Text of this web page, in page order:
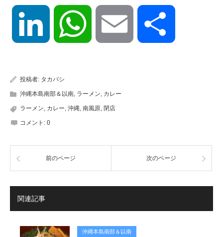
LinkedIn WhatsApp Email
投稿者: タカバシ
沖縄本島南部＆以南, ラーメン, カレー
ラーメン, カレー, 沖縄, 南風原, 閉店
コメント: 0
前のページ 次のページ
関連記事
沖縄本島南部＆以南